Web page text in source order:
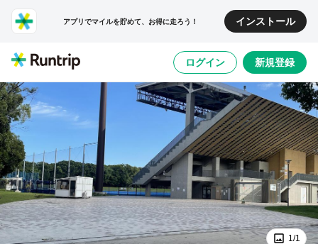
アプリでマイルを貯めて、お得に走ろう！ インストール
ログイン 新規登録
1/1